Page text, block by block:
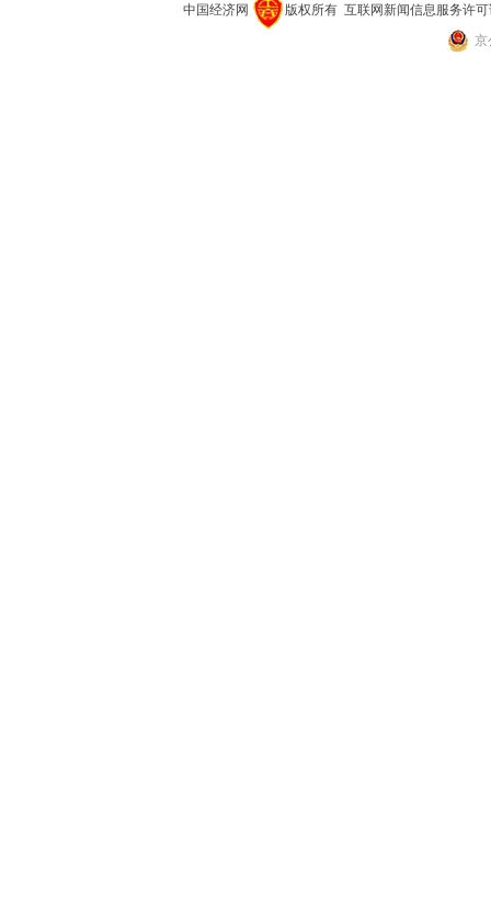
中国经济网 版权所有互联网新闻信息服务许可
京